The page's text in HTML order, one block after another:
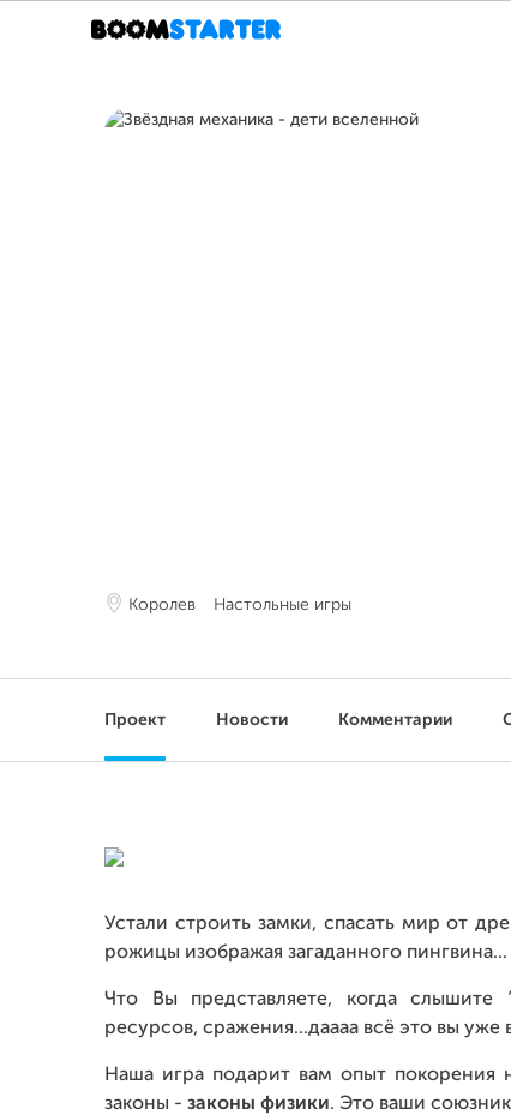
Королев Настольные игры
Проект Новости Комментарии
Устали строить замки, спасать мир от
рожицы изображая загаданного пингвина...
Что Вы представляете, когда слышите
ресурсов, сражения...даааа всё это вы уже
Наша игра подарит вам опыт покорения
законы - законы физики. Это ваши